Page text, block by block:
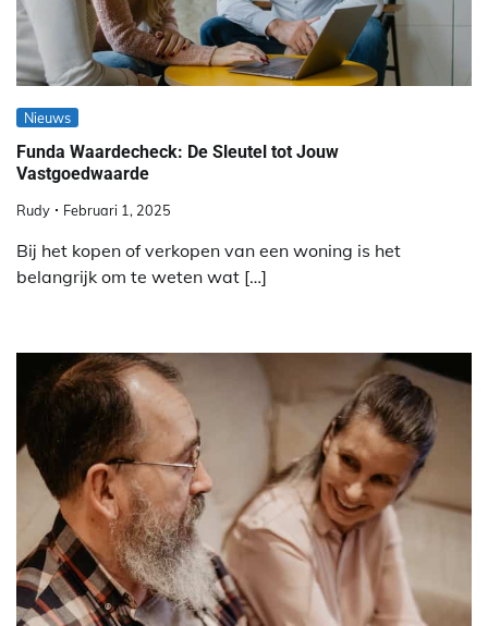
Nieuws
Funda Waardecheck: De Sleutel tot Jouw
Vastgoedwaarde
Rudy Februari 1, 2025
Bij het kopen of verkopen van een woning is het
belangrijk om te weten wat […]